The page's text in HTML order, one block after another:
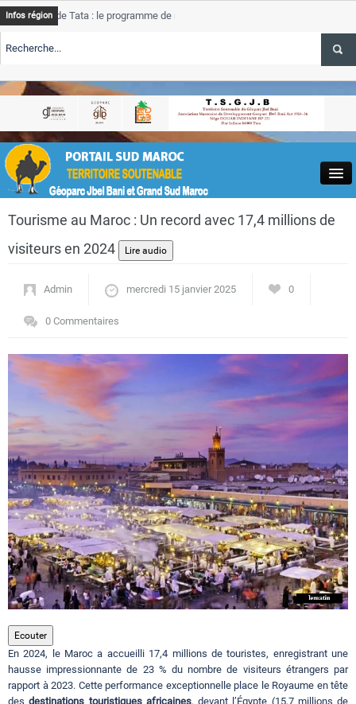
Close
Actualités
Circuits touristiques
Tourisme
Régions
Hotels
Evenements
Contact
Infos région
de Tata : le programme de rehabilitation post-inondations
TSGJB Tourisme : l’ONMT renforce l’aerien a Dakhla et
Tata
TSGJB Tourisme au Maroc : Transavia renforce les vols Paris-
Tourisme au Maroc : Un record avec 17,4 millions de
visiteurs en 2024
Admin mercredi 15 janvier 2025 0
0 Commentaires
Ecouter
En 2024, le Maroc a accueilli 17,4 millions de touristes, enregistrant une
hausse impressionnante de 23 % du nombre de visiteurs étrangers par
rapport à 2023. Cette performance exceptionnelle place le Royaume en tête
desdestinations touristiques africaines, devant l’Égypte (15,7 millions de